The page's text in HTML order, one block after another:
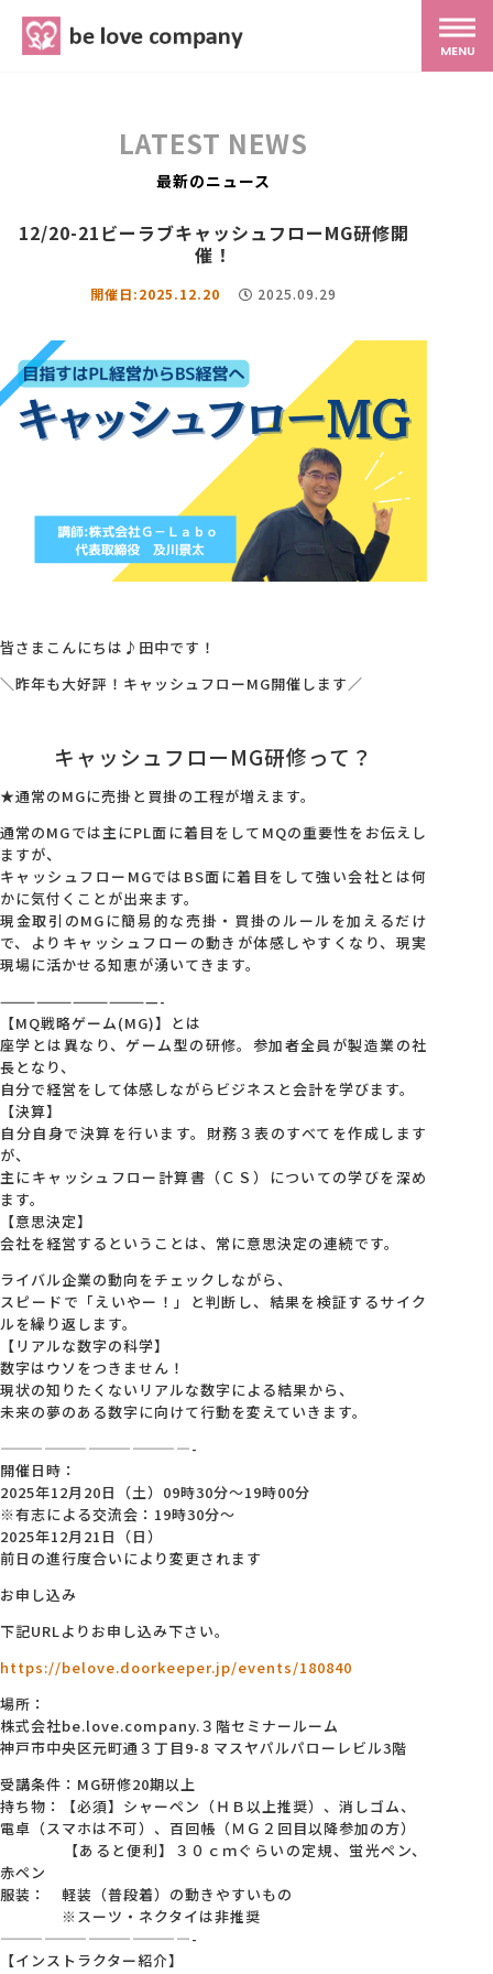
MENU
スタッフ紹介
会社概要
採用情報
お問い合わせ
LATEST NEWS
最新のニュース
12/20-21ビーラブキャッシュフローMG研修開
催！
開催日:2025.12.20 2025.09.29
皆さまこんにちは♪田中です！
＼昨年も大好評！キャッシュフローMG開催します／
キャッシュフローMG研修って？
★通常のMGに売掛と買掛の工程が増えます。
通常のMGでは主にPL面に着目をしてMQの重要性をお伝えし
ますが、
キャッシュフローMGではBS面に着目をして強い会社とは何
かに気付くことが出来ます。
現金取引のMGに簡易的な売掛・買掛のルールを加えるだけ
で、よりキャッシュフローの動きが体感しやすくなり、現実
現場に活かせる知恵が湧いてきます。
—————————————-
【MQ戦略ゲーム(MG)】とは
座学とは異なり、ゲーム型の研修。参加者全員が製造業の社
長となり、
自分で経営をして体感しながらビジネスと会計を学びます。
【決算】
自分自身で決算を行います。財務３表のすべてを作成します
が、
主にキャッシュフロー計算書（ＣＳ）についての学びを深め
ます。
【意思決定】
会社を経営するということは、常に意思決定の連続です。
ライバル企業の動向をチェックしながら、
スピードで「えいやー！」と判断し、結果を検証するサイク
ルを繰り返します。
【リアルな数字の科学】
数字はウソをつきません！
現状の知りたくないリアルな数字による結果から、
未来の夢のある数字に向けて行動を変えていきます。
—————————————-
開催日時：
2025年12月20日（土）09時30分～19時00分
※有志による交流会：19時30分～
2025年12月21日（日）
前日の進行度合いにより変更されます
お申し込み
下記URLよりお申し込み下さい。
https://belove.doorkeeper.jp/events/180840
場所：
株式会社be.love.company.３階セミナールーム
神戸市中央区元町通３丁目9-8 マスヤパルパローレビル3階
受講条件：MG研修20期以上
持ち物：【必須】シャーペン（ＨＢ以上推奨）、消しゴム、
電卓（スマホは不可）、百回帳（ＭＧ２回目以降参加の方）
【あると便利】３０ｃｍぐらいの定規、蛍光ペン、
赤ペン
服装： 軽装（普段着）の動きやすいもの
※スーツ・ネクタイは非推奨
—————————————-
【インストラクター紹介】